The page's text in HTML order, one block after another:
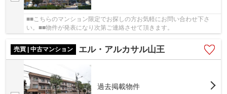
■■こちらのマンション限定でお探しの方お気軽にお問い合わせ下さ
い。■■物件が発表になり次第ご連絡させて頂きます。
売買 | 中古マンション エル・アルカサル山王
過去掲載物件